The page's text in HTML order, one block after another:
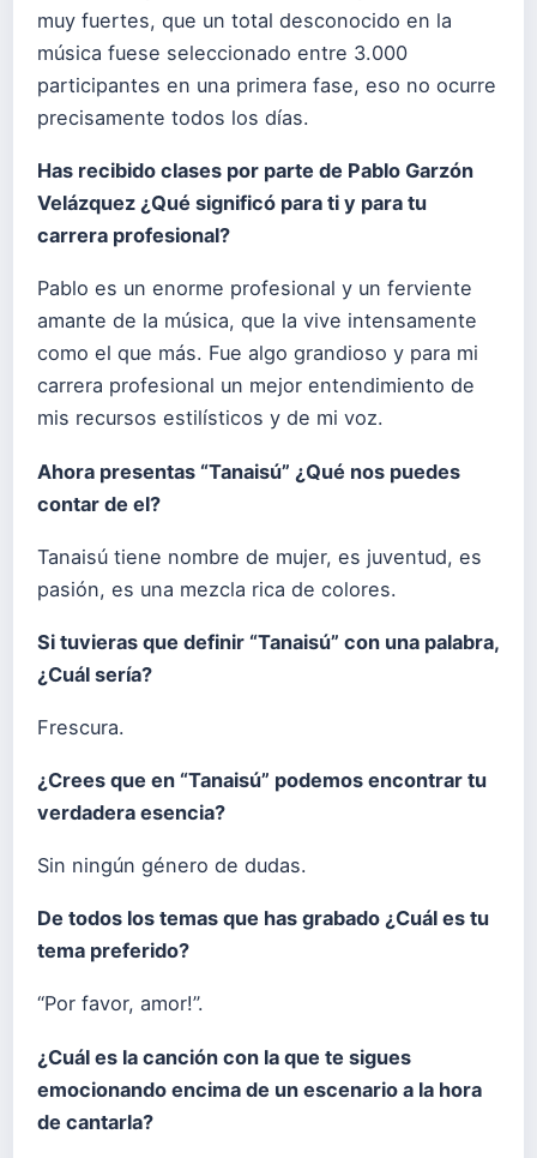
muy fuertes, que un total desconocido en la
música fuese seleccionado entre 3.000
participantes en una primera fase, eso no ocurre
precisamente todos los días.
Has recibido clases por parte de Pablo Garzón
Velázquez ¿Qué significó para ti y para tu
carrera profesional?
Pablo es un enorme profesional y un ferviente
amante de la música, que la vive intensamente
como el que más. Fue algo grandioso y para mi
carrera profesional un mejor entendimiento de
mis recursos estilísticos y de mi voz.
Ahora presentas “Tanaisú” ¿Qué nos puedes
contar de el?
Tanaisú tiene nombre de mujer, es juventud, es
pasión, es una mezcla rica de colores.
Si tuvieras que definir “Tanaisú” con una palabra,
¿Cuál sería?
Frescura.
¿Crees que en “Tanaisú” podemos encontrar tu
verdadera esencia?
Sin ningún género de dudas.
De todos los temas que has grabado ¿Cuál es tu
tema preferido?
“Por favor, amor!”.
¿Cuál es la canción con la que te sigues
emocionando encima de un escenario a la hora
de cantarla?